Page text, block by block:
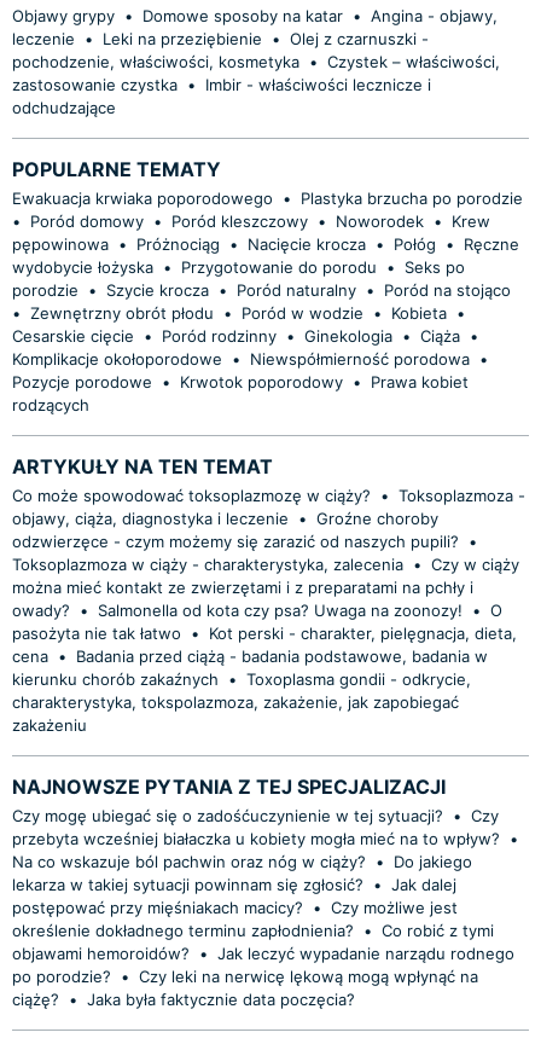
Objawy grypy • Domowe sposoby na katar • Angina - objawy,
leczenie
• Leki na przeziębienie • Olej z czarnuszki -
pochodzenie, właściwości, kosmetyka • Czystek – właściwości,
zastosowanie czystka •
Imbir - właściwości lecznicze i
odchudzające
POPULARNE TEMATY
Ewakuacja krwiaka poporodowego •
Plastyka brzucha po porodzie
•
Poród domowy • Poród kleszczowy • Noworodek •
Krew
pępowinowa • Próżnociąg • Nacięcie krocza • Połóg •
Ręczne
wydobycie łożyska • Przygotowanie do porodu •
Seks po
porodzie
• Szycie krocza • Poród naturalny •
Poród na stojąco
• Zewnętrzny obrót płodu • Poród w wodzie • Kobieta •
Cesarskie cięcie
• Poród rodzinny • Ginekologia • Ciąża •
Komplikacje okołoporodowe
• Niewspółmierność porodowa •
Pozycje porodowe
• Krwotok poporodowy •
Prawa kobiet
rodzących
ARTYKUŁY NA TEN TEMAT
Co może spowodować toksoplazmozę w ciąży? • Toksoplazmoza -
objawy, ciąża, diagnostyka i leczenie
• Groźne choroby
odzwierzęce - czym możemy się zarazić od naszych pupili?
•
Toksoplazmoza w ciąży - charakterystyka, zalecenia • Czy w ciąży
można mieć kontakt ze zwierzętami i z preparatami na pchły i
owady?
• Salmonella od kota czy psa? Uwaga na zoonozy! • O
pasożyta nie tak łatwo
•
Kot perski - charakter, pielęgnacja, dieta,
cena •
Badania przed ciążą - badania podstawowe, badania w
kierunku chorób zakaźnych
• Toxoplasma gondii - odkrycie,
charakterystyka, tokspolazmoza, zakażenie, jak zapobiegać
zakażeniu
NAJNOWSZE PYTANIA Z TEJ SPECJALIZACJI
Czy mogę ubiegać się o zadośćuczynienie w tej sytuacji? • Czy
przebyta wcześniej białaczka u kobiety mogła mieć na to wpływ?
•
Na co wskazuje ból pachwin oraz nóg w ciąży?
•
Do jakiego
lekarza w takiej sytuacji powinnam się zgłosić?
• Jak dalej
postępować przy mięśniakach macicy?
• Czy możliwe jest
określenie dokładnego terminu zapłodnienia?
• Co robić z tymi
objawami hemoroidów?
• Jak leczyć wypadanie narządu rodnego
po porodzie?
• Czy leki na nerwicę lękową mogą wpłynąć na
ciążę?
• Jaka była faktycznie data poczęcia?